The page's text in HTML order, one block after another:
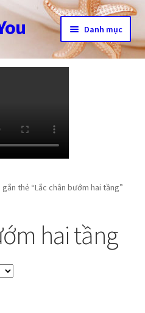
Danh mục
thẻ “Lắc chân bướm hai tầng”
hai tầng